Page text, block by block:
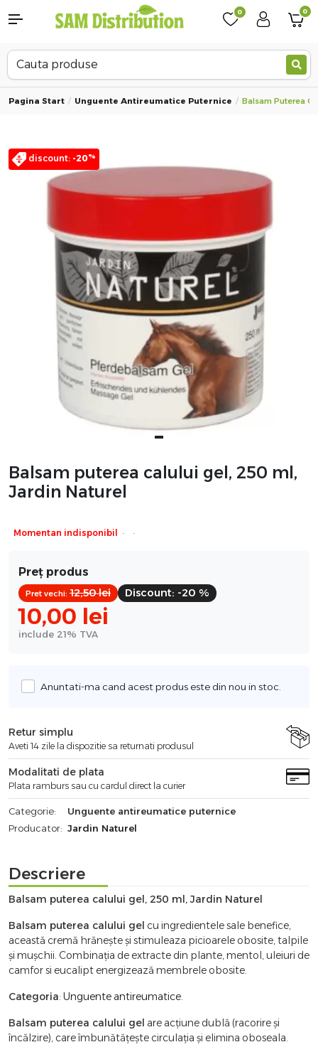
0 0
Pagina Start Unguente Antireumatice Puternice Balsam Puterea
discount: -20%
Balsam puterea calului gel, 250 ml,
Jardin Naturel
Momentan indisponibil · ·
Preț produs
10,00 lei
Pret vechi: 12,50lei Discount: -20 %
include 21% TVA
Anuntati-ma cand acest produs este din nou in stoc.
Retur simplu
Aveti 14 zile la dispozitie sa returnati produsul
Modalitati de plata
Plata ramburs sau cu cardul direct la curier
Categorie:
Unguente antireumatice puternice
Producator: Jardin Naturel
Descriere
Balsam puterea calului gel, 250 ml, Jardin Naturel
Balsam puterea calului gel cu ingredientele sale benefice,
această cremă hrănește și stimuleaza picioarele obosite, talpile
și mușchii. Combinația de extracte din plante, mentol, uleiuri de
camfor si eucalipt energizează membrele obosite.
Categoria: Unguente antireumatice.
Balsam puterea calului gel are acțiune dublă (racorire și
încălzire), care îmbunătățește circulația și elimina oboseala.